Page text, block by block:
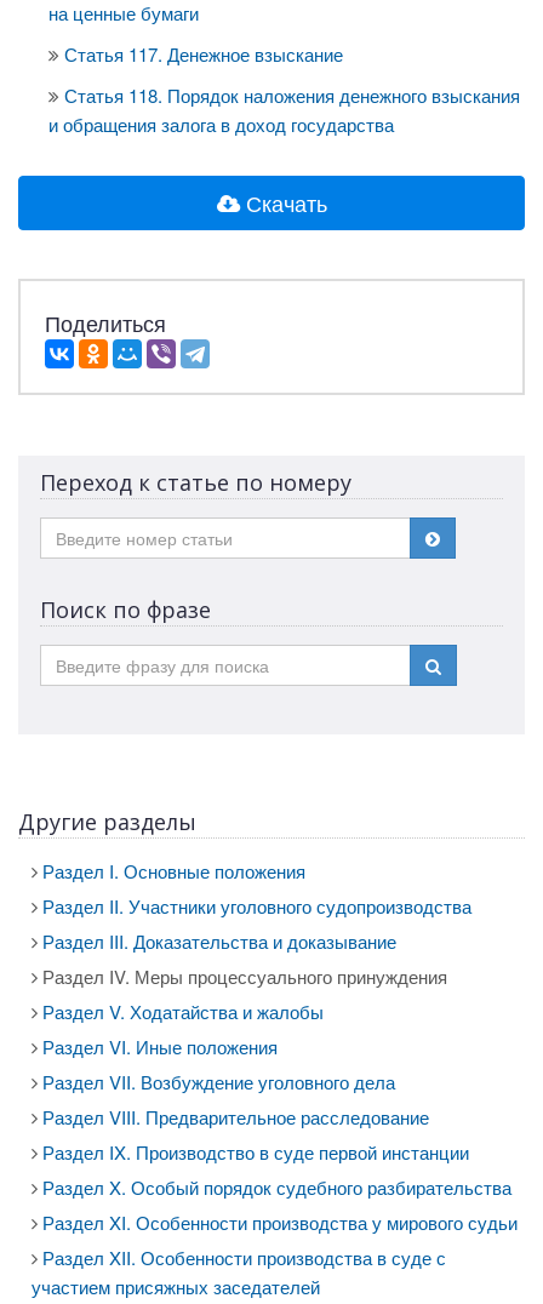
на ценные бумаги
Статья 117. Денежное взыскание
Статья 118. Порядок наложения денежного взыскания
и обращения залога в доход государства
Скачать
Поделиться
Переход к статье по номеру
Поиск по фразе
Другие разделы
Раздел I. Основные положения
Раздел II. Участники уголовного судопроизводства
Раздел III. Доказательства и доказывание
Раздел IV. Меры процессуального принуждения
Раздел V. Ходатайства и жалобы
Раздел VI. Иные положения
Раздел VII. Возбуждение уголовного дела
Раздел VIII. Предварительное расследование
Раздел IX. Производство в суде первой инстанции
Раздел X. Особый порядок судебного разбирательства
Раздел XI. Особенности производства у мирового судьи
Раздел XII. Особенности производства в суде с
участием присяжных заседателей